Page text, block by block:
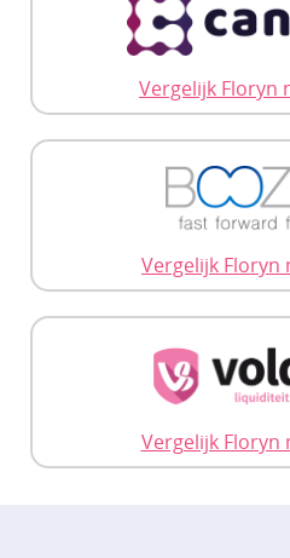
Vergelijk Floryn
Vergelijk Floryn
Vergelijk Floryn